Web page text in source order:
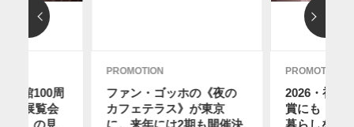
開館100周
の展覧会
PROMOTION
ファン・ゴッホの《夜の
カフェテラス》が東京
PROMOTION
2026・初め
賞にも！ス